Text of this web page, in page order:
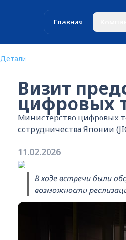
Главная
Детали
Визит
цифровых
Министерство цифровых
сотрудничества Японии
11.02.2026
В ходе встречи были
возможности